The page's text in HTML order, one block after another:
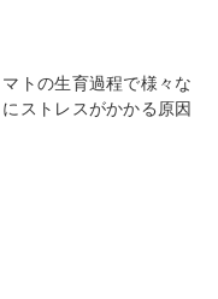
トの生育過程で様々な
ストレスがかかる原因